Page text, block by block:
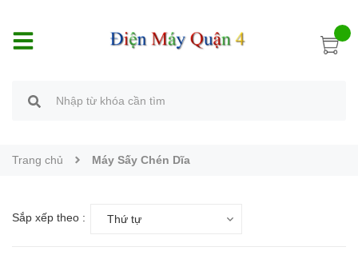
Trang chủ Máy Sấy Chén Dĩa
Sắp xếp theo : Thứ tự